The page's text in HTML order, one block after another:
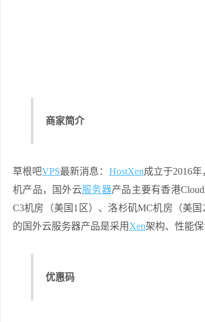
商家简介
草根吧VPS最新消息： HostXen成立于2016
机产品，国外云服务器产品主要有香港
C3机房（美国1区）、洛杉矶MC机房（美
的国外云服务器产品是采用 Xen架构、性能
优惠码